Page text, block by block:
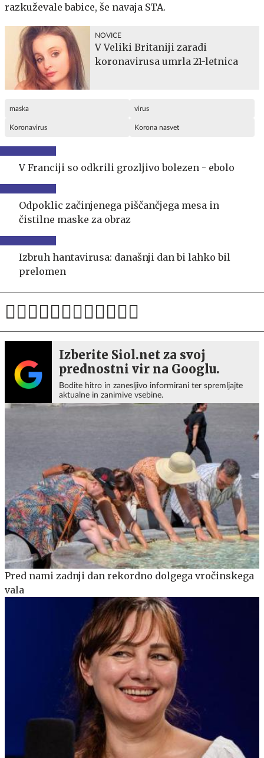
razkuževale babice, še navaja STA.
NOVICE
V Veliki Britaniji zaradi
koronavirusa umrla 21-letnica
maska virus
Koronavirus Korona nasvet
V Franciji so odkrili grozljivo bolezen - ebolo
Odpoklic začinjenega piščančjega mesa in
čistilne maske za obraz
Izbruh hantavirusa: današnji dan bi lahko bil
prelomen
Izberite Siol.net za svoj
prednostni vir na Googlu.
Bodite hitro in zanesljivo informirani ter spremljajte
aktualne in zanimive vsebine.
Pred nami zadnji dan rekordno dolgega vročinskega
vala